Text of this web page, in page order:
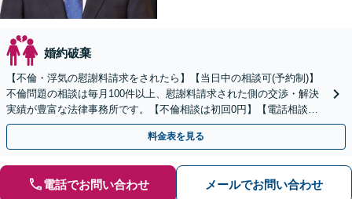
婚約破棄
【不倫・浮気の慰謝料請求をされたら】【当日中の相談可(予約制)】
不倫問題の相談は毎月100件以上、慰謝料請求された側の交渉・解決
実績が豊富な法律事務所です。【不倫相談は初回0円】【電話相談で
ご契約まで対応可/来所不要】
料金表を見る
電話でお問い合わせ メールでお問い合わせ